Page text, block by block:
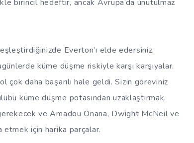
birincil hedeftir, ancak Avrupa’da unutulmaz
Everton’ı elde edersiniz.
küme düşme riskiyle karşı karşıyalar.
çok daha başarılı hale geldi. Sizin göreviniz
küme düşme potasından uzaklaştırmak.
ve Amadou Onana, Dwight McNeil ve
için harika parçalar.